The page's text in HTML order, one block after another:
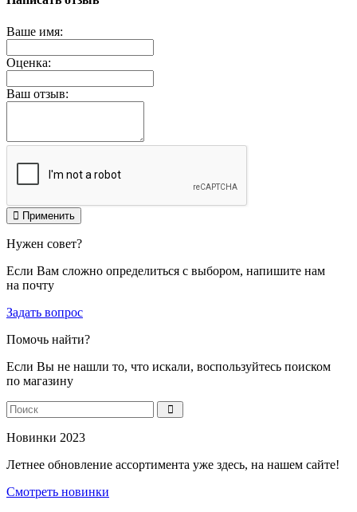
Ваше имя:
Оценка:
Ваш отзыв:
Применить
Нужен совет?
Если Вам сложно определиться с выбором, напишите нам
на почту
Задать вопрос
Помочь найти?
Если Вы не нашли то, что искали, воспользуйтесь поиском
по магазину
Новинки 2023
Летнее обновление ассортимента уже здесь, на нашем сайте!
Смотреть новинки